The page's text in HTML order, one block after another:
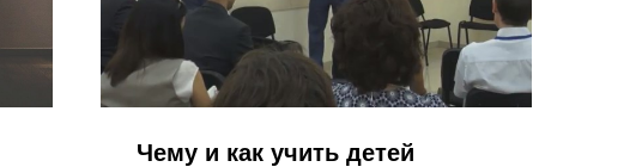
Чему и как учить детей